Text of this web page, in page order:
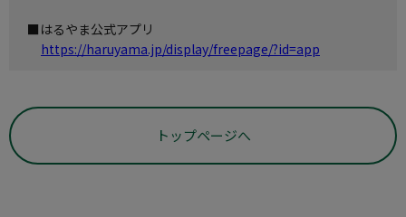
■はるやま公式アプリ
https://haruyama.jp/display/freepage/?id=app
トップページへ